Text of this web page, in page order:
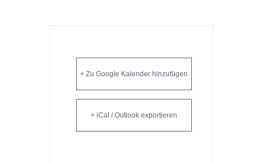
+ Zu Google Kalender hinzufügen
+ iCal / Outlook exportieren